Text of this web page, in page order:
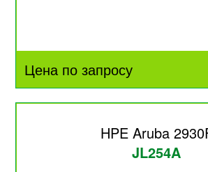
Цена по запросу
HPE Aruba
JL254A